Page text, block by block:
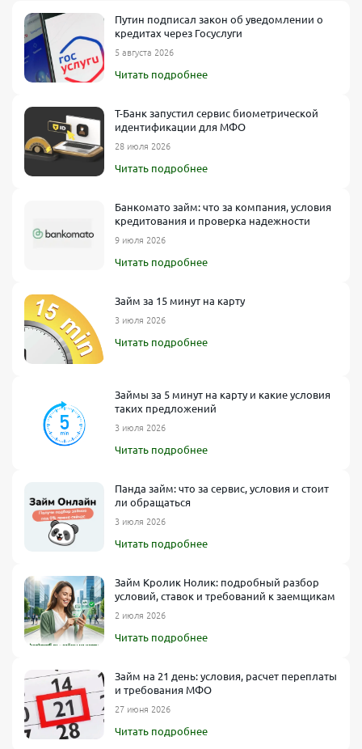
Путин подписал закон об уведомлении о
кредитах через Госуслуги
5 августа 2026
Читать подробнее
Т-Банк запустил сервис биометрической
идентификации для МФО
28 июля 2026
Читать подробнее
Банкомато займ: что за компания, условия
кредитования и проверка надежности
9 июля 2026
Читать подробнее
Займ за 15 минут на карту
3 июля 2026
Читать подробнее
Займы за 5 минут на карту и какие условия
таких предложений
3 июля 2026
Читать подробнее
Панда займ: что за сервис, условия и стоит
ли обращаться
3 июля 2026
Читать подробнее
Займ Кролик Нолик: подробный разбор
условий, ставок и требований к заемщикам
2 июля 2026
Читать подробнее
Займ на 21 день: условия, расчет переплаты
и требования МФО
27 июня 2026
Читать подробнее